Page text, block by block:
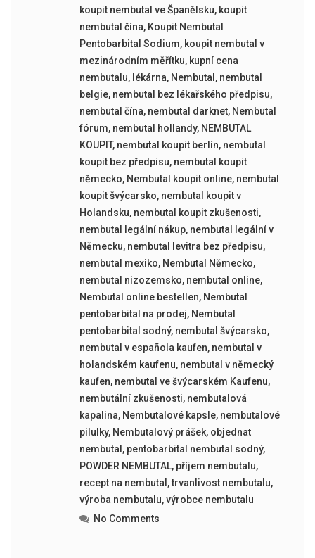
koupit nembutal ve Španělsku, koupit
nembutal čína, Koupit Nembutal
Pentobarbital Sodium, koupit nembutal v
mezinárodním měřítku, kupní cena
nembutalu, lékárna, Nembutal , nembutal
belgie, nembutal bez lékařského předpisu,
nembutal čína, nembutal darknet, Nembutal
fórum, nembutal hollandy, NEMBUTAL
KOUPIT, nembutal koupit berlín, nembutal
koupit bez předpisu, nembutal koupit
německo, Nembutal koupit online, nembutal
koupit švýcarsko, nembutal koupit v
Holandsku, nembutal koupit zkušenosti,
nembutal legální nákup, nembutal legální v
Německu, nembutal levitra bez předpisu,
nembutal mexiko, Nembutal Německo,
nembutal nizozemsko, nembutal online,
Nembutal online bestellen, Nembutal
pentobarbital na prodej, Nembutal
pentobarbital sodný, nembutal švýcarsko,
nembutal v española kaufen, nembutal v
holandském kaufenu, nembutal v německý
kaufen, nembutal ve švýcarském Kaufenu,
nembutální zkušenosti, nembutalová
kapalina, Nembutalové kapsle, nembutalové
pilulky, Nembutalový prášek, objednat
nembutal , pentobarbital nembutal sodný,
POWDER NEMBUTAL, příjem nembutalu,
recept na nembutal ,trvanlivost nembutalu,
výroba nembutalu,výrobce nembutalu
No Comments